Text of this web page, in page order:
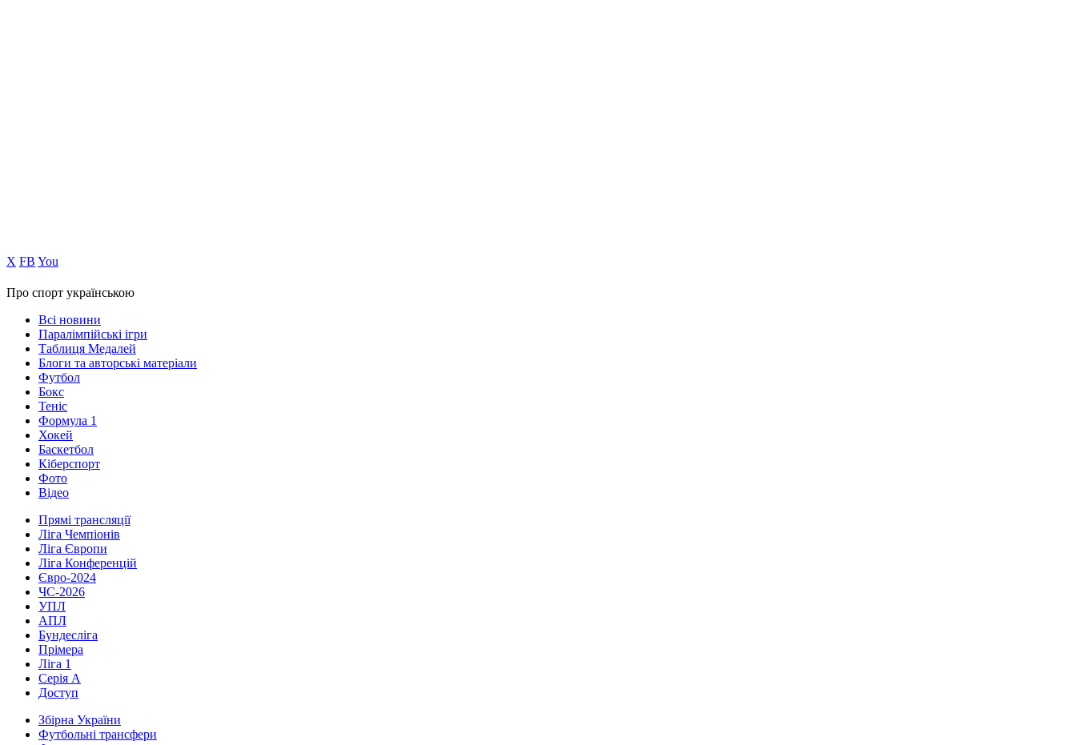
Х FB You
Про спорт українською
Всі новини
Паралімпійські ігри
Таблиця Медалей
Блоги та авторські матеріали
Футбол
Бокс
Теніс
Формула 1
Хокей
Баскетбол
Кіберспорт
Фото
Відео
Прямі трансляції
Ліга Чемпіонів
Ліга Європи
Ліга Конференцій
Євро-2024
ЧС-2026
УПЛ
АПЛ
Бундесліга
Прімера
Ліга 1
Серія А
Доступ
Збірна України
Футбольні трансфери